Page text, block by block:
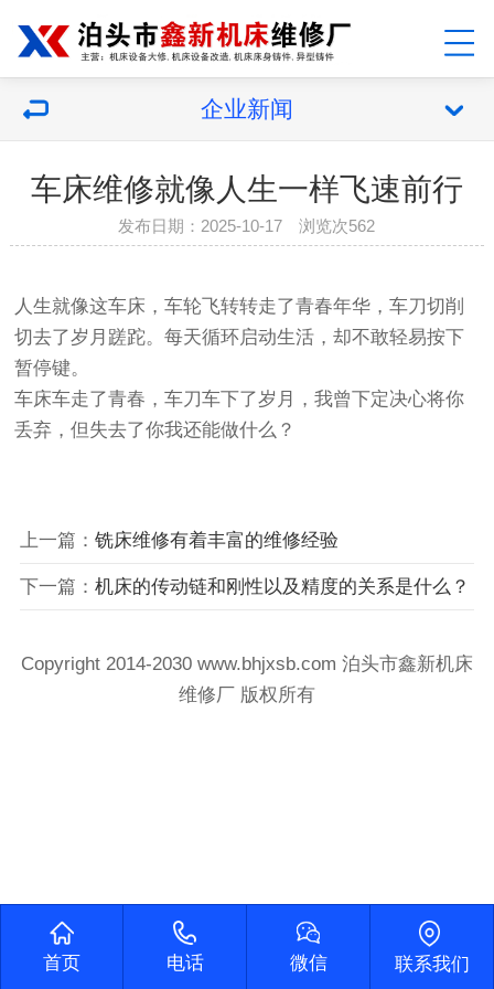
企业新闻
车床维修就像人生一样飞速前行
发布日期：2025-10-17 浏览次562
人生就像这车床，车轮飞转转走了青春年华，车刀切削
切去了岁月蹉跎。每天循环启动生活，却不敢轻易按下
暂停键。
车床车走了青春，车刀车下了岁月，我曾下定决心将你
丢弃，但失去了你我还能做什么？
上一篇： 铣床维修有着丰富的维修经验
下一篇： 机床的传动链和刚性以及精度的关系是什么？
Copyright 2014-2030 www.bhjxsb.com 泊头市鑫新机床
维修厂 版权所有
首页 电话 微信 联系我们